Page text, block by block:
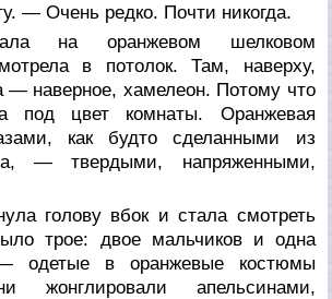
— Очень редко. Почти никогда.
на оранжевом шелковом
в потолок. Там, наверху,
— наверное, хамелеон. Потому что
под цвет комнаты. Оранжевая
как будто сделанными из
— твердыми, напряженными,
голову вбок и стала смотреть
трое: двое мальчиков и одна
одетые в оранжевые костюмы
жонглировали апельсинами,